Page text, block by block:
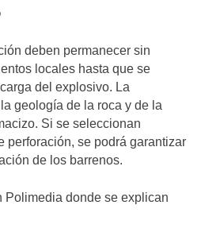
deben permanecer sin
locales hasta que se
del explosivo. La
geología de la roca y de la
Si se seleccionan
perforación, se podrá garantizar
de los barrenos.
Polimedia donde se explican